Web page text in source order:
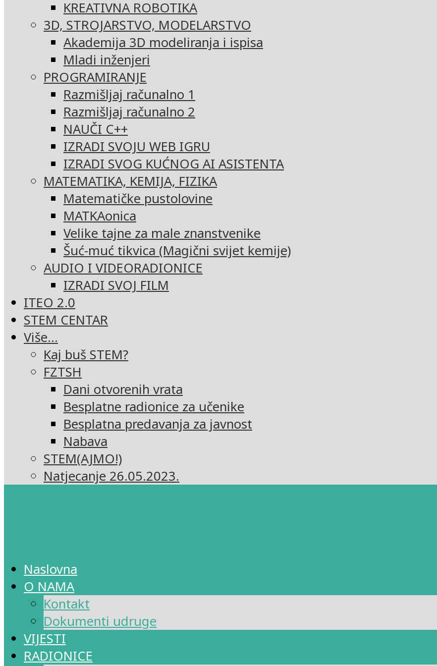
KREATIVNA ROBOTIKA
3D, STROJARSTVO, MODELARSTVO
Akademija 3D modeliranja i ispisa
Mladi inženjeri
PROGRAMIRANJE
Razmišljaj računalno 1
Razmišljaj računalno 2
NAUČI C++
IZRADI SVOJU WEB IGRU
IZRADI SVOG KUĆNOG AI ASISTENTA
MATEMATIKA, KEMIJA, FIZIKA
Matematičke pustolovine
MATKAonica
Velike tajne za male znanstvenike
Šuć-muć tikvica (Magični svijet kemije)
AUDIO I VIDEORADIONICE
IZRADI SVOJ FILM
ITEO 2.0
STEM CENTAR
Više…
Kaj buš STEM?
FZTSH
Dani otvorenih vrata
Besplatne radionice za učenike
Besplatna predavanja za javnost
Nabava
STEM(AJMO!)
Natjecanje 26.05.2023.
Naslovna
O NAMA
Kontakt
Dokumenti udruge
VIJESTI
RADIONICE